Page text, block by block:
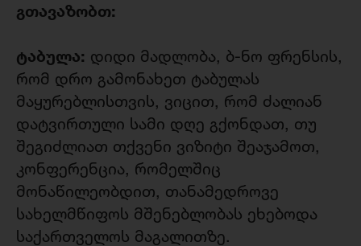
გთავაზობთ:
ტაბულა: დიდი მადლობა, ბ-ნო ფრენსის,
რომ დრო გამონახეთ ტაბულას
მაყურებლისთვის, ვიცით, რომ ძალიან
დატვირთული სამი დღე გქონდათ, თუ
შეგიძლიათ თქვენი ვიზიტი შეაჯამოთ,
კონფერენცია, რომელშიც
მონაწილეობდით, თანამედროვე
სახელმწიფოს მშენებლობას ეხებოდა
საქართველოს მაგალითზე.